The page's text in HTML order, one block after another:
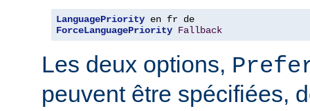
LanguagePriority
ForceLanguagePriority Fallback
Les deux options,
peuvent être spécifiées,